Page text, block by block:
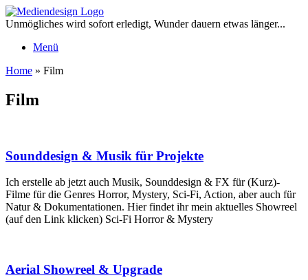
Zum
Inhalt
Unmögliches wird sofort erledigt, Wunder dauern etwas länger...
Menü
Home » Film
Film
Sounddesign & Musik für Projekte
Ich erstelle ab jetzt auch Musik, Sounddesign & FX für (Kurz)-
Filme für die Genres Horror, Mystery, Sci-Fi, Action, aber auch für
Natur & Dokumentationen. Hier findet ihr mein aktuelles Showreel
(auf den Link klicken) Sci-Fi Horror & Mystery
Aerial Showreel & Upgrade